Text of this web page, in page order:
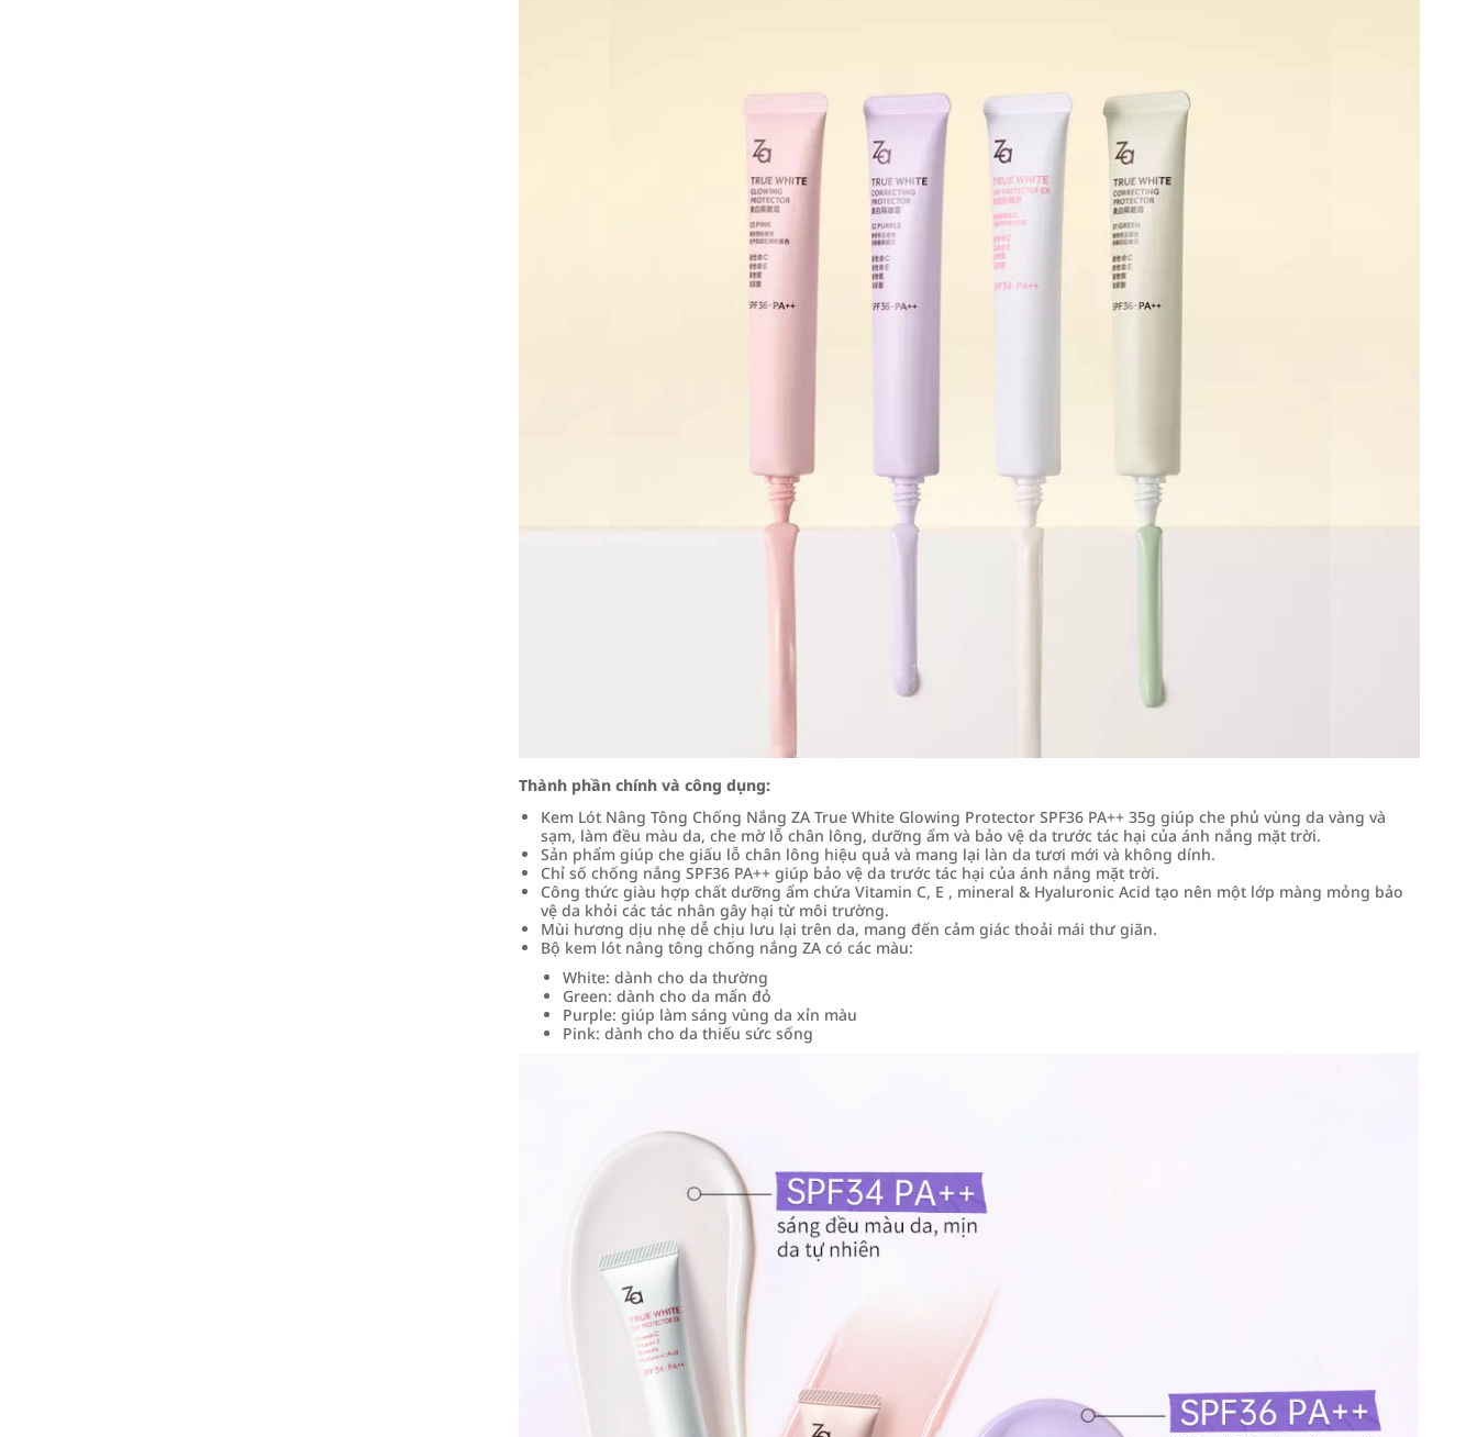
Thành phần chính và công dụng:
Kem Lót Nâng Tông Chống Nắng ZA True White Glowing Protector SPF36 PA++ 35g giúp che phủ vùng da vàng và
sạm, làm đều màu da, che mờ lỗ chân lông, dưỡng ẩm và bảo vệ da trước tác hại của ánh nắng mặt trời.
Sản phẩm giúp che giấu lỗ chân lông hiệu quả và mang lại làn da tươi mới và không dính.
Chỉ số chống nắng SPF36 PA++ giúp bảo vệ da trước tác hại của ánh nắng mặt trời.
Công thức giàu hợp chất dưỡng ẩm chứa Vitamin C, E , mineral & Hyaluronic Acid tạo nên một lớp màng mỏng bảo
vệ da khỏi các tác nhân gây hại từ môi trường.
Mùi hương dịu nhẹ dễ chịu lưu lại trên da, mang đến cảm giác thoải mái thư giãn.
Bộ kem lót nâng tông chống nắng ZA có các màu:
White: dành cho da thường
Green: dành cho da mẩn đỏ
Purple: giúp làm sáng vùng da xỉn màu
Pink: dành cho da thiếu sức sống